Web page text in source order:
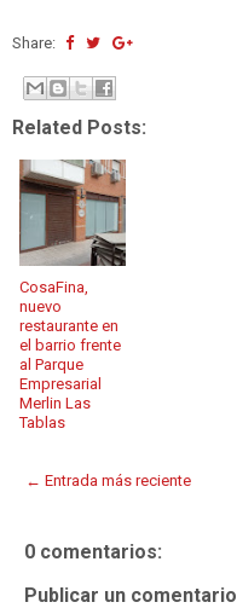
Share:
Related Posts:
CosaFina,
nuevo
restaurante en
el barrio frente
al Parque
Empresarial
Merlin Las
Tablas
← Entrada más reciente
0 comentarios:
Publicar un comentario